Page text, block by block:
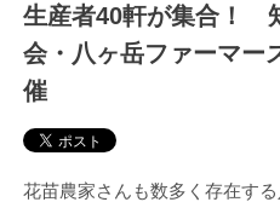
生産者40軒が集合！
会・八ヶ岳ファーマー
催
花苗農家さんも数多く存在す